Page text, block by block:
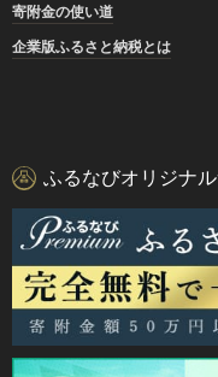
寄附金の使い道
企業版ふるさと納税とは
ふるなびオリジナ